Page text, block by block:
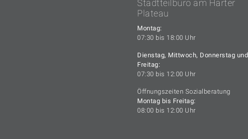
Stadtteilbüro am Harter
Plateau
Montag:
07:30 bis 18:00 Uhr
Dienstag, Mittwoch, Donnerstag und
Freitag:
07:30 bis 12:00 Uhr
Öffnungszeiten Sozialberatung
Montag bis Freitag:
08:00 bis 12:00 Uhr